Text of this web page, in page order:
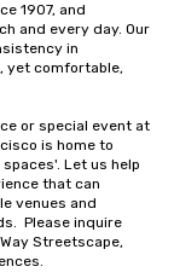
1907, and
and every day. Our
in
yet comfortable,
or special event at
is home to
Let us help
that can
venues and
Please inquire
Streetscape,